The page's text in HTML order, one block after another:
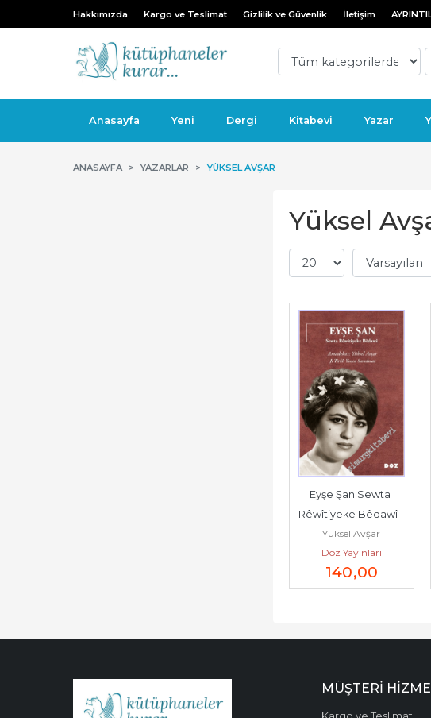
Hakkımızda Kargo ve Teslimat Gizlilik ve Güvenlik İletişim
Anasayfa Yeni Dergi Kitabevi Yazar
ANASAYFA YAZARLAR YÜKSEL AVŞAR
Yüksel
Eyşe Şan Sewta
Rêwîtiyeke Bêdawî -
Yüksel Avşar
Doz Yayınları
140,00
MÜŞTERI